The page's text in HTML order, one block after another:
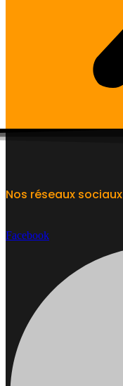
Nos réseaux sociaux
Facebook